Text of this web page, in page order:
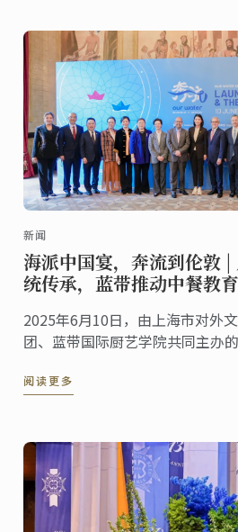
新闻
海派中国宴，奔流到伦敦
统传承，蓝带推动中餐教
2025年6月10日，由上海市对外
团、蓝带国际厨艺学院共同主办
蓝带伦敦概念餐厅The CORD by
阅读更多